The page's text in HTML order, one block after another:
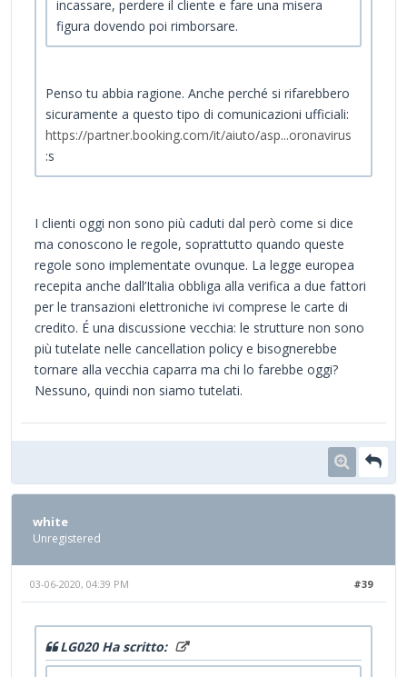
incassare, perdere il cliente e fare una misera
figura dovendo poi rimborsare.
Penso tu abbia ragione. Anche perché si rifarebbero
sicuramente a questo tipo di comunicazioni ufficiali:
https://partner.booking.com/it/aiuto/asp...oronavirus
:s
I clienti oggi non sono più caduti dal però come si dice
ma conoscono le regole, soprattutto quando queste
regole sono implementate ovunque. La legge europea
recepita anche dall’Italia obbliga alla verifica a due fattori
per le transazioni elettroniche ivi comprese le carte di
credito. É una discussione vecchia: le strutture non sono
più tutelate nelle cancellation policy e bisognerebbe
tornare alla vecchia caparra ma chi lo farebbe oggi?
Nessuno, quindi non siamo tutelati.
white
Unregistered
#39
03-06-2020, 04:39 PM
LG020 Ha scritto: